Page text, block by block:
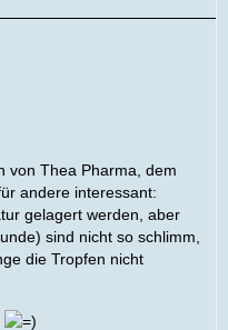
von Thea Pharma, dem
andere interessant:
gelagert werden, aber
sind nicht so schlimm,
die Tropfen nicht